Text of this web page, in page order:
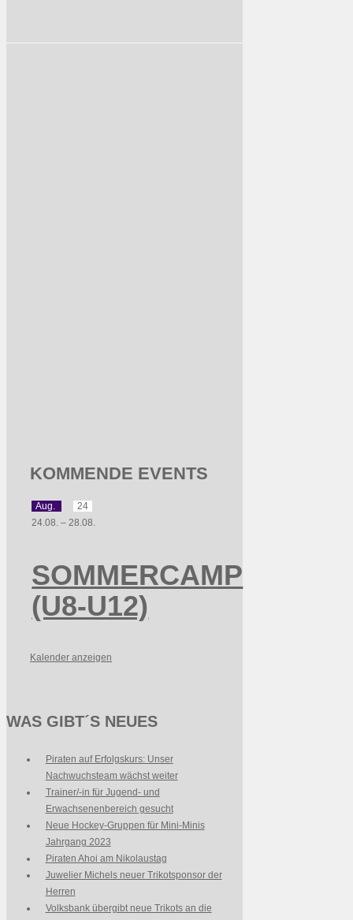
KOMMENDE EVENTS
Aug.
24
24.08. – 28.08.
SOMMERCAMP
(U8-U12)
Kalender anzeigen
WAS GIBT´S NEUES
Piraten auf Erfolgskurs: Unser
Nachwuchsteam wächst weiter
Trainer/-in für Jugend- und
Erwachsenenbereich gesucht
Neue Hockey-Gruppen für Mini-Minis
Jahrgang 2023
Piraten Ahoi am Nikolaustag
Juwelier Michels neuer Trikotsponsor der
Herren
Volksbank übergibt neue Trikots an die